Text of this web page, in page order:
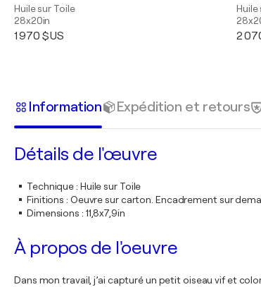
Huile sur Toile
28x20in
1 970 $US
Huile
2
Information Expédition et retours
Détails de l'œuvre
Technique: Huile sur Toile
Finitions : Oeuvre sur carton. Encadrement sur
Dimensions : 11,8x7,9in
À propos de l'oeuvre
Dans mon travail, j’ai capturé un petit oiseau vif et